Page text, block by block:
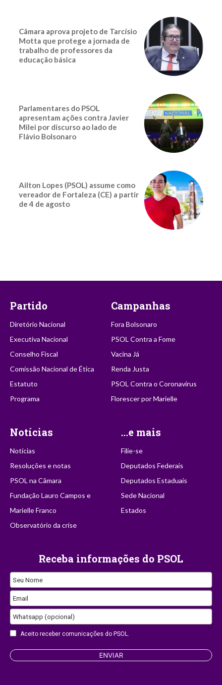
Câmara aprova projeto de Tarcísio
Motta que protege a jornada de
trabalho de professores da
educação básica
Parlamentares do PSOL
apresentam ações contra Javier
Milei por discurso ao lado de
Flávio Bolsonaro
Ailton Lopes (PSOL) assume como
vereador de Fortaleza (CE) a partir
de 4 de agosto
Partido
Diretório Nacional
Executiva Nacional
Conselho Fiscal
Comissão Nacional de Ética
Estatuto
Programa
Campanhas
Fora Bolsonaro
PSOL Contra a Fome
Vacina Já
Renda Justa
PSOL Contra o Coronavírus
Florescer por Marielle
Notícias
Notícias
Resoluções e notas
PSOL na Câmara
Fundação Lauro Campos e
Marielle Franco
Observatório da crise
...e mais
Filie-se
Deputados Federais
Deputados Estaduais
Sede Nacional
Estados
Receba informações do PSOL
Seu Nome
Business
Email
Email
Whatsapp (opcional)
Aceito receber comunicações do PSOL.
ENVIAR